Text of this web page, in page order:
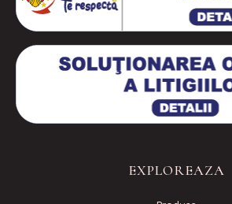
EXPLOREAZA